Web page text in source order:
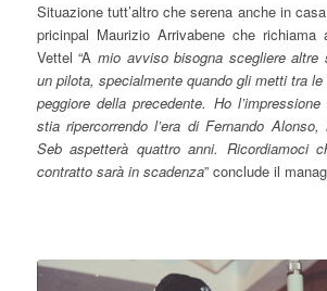
Situazione tutt’altro che serena anche in
pricinpal Maurizio Arrivabene che richiama
Vettel “A mio avviso bisogna scegliere altre
un pilota, specialmente quando gli metti tra
peggiore della precedente. Ho
stia ripercorrendo l’era di Fernando
Seb aspetterà quattro anni. Ricordiamoci
contratto sarà in scadenza” conclude il